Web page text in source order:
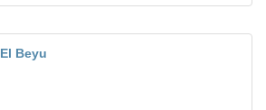
El Beyu